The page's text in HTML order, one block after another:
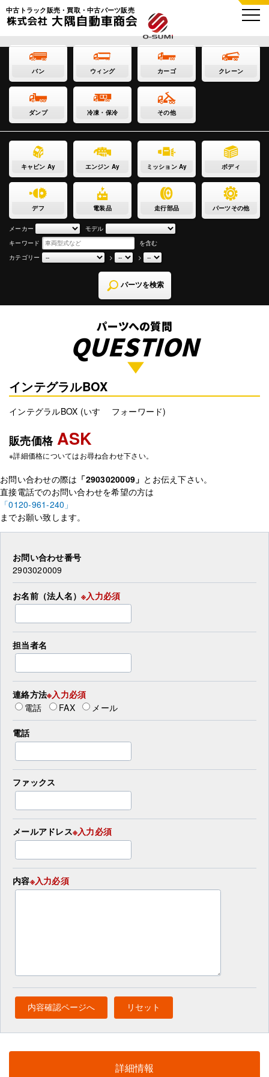
中古トラック販売・買取・中古パーツ販売
バン ウィング カーゴ クレーン
ダンプ 冷凍・保冷 その他
キャビン Ay エンジン Ay ミッション Ay ボディ
デフ 電装品 走行部品 パーツその他
メーカー
モデル
キーワード
を含む
カテゴリー
> >
パーツを検索
パーツへの質問
QUESTION
インテグラルBOX
インテグラルBOX (いすゞ フォーワード)
販売価格 ASK
※詳細価格についてはお尋ね合わせ下さい。
お問い合わせの際は 「2903020009」 とお伝え下さい。
直接電話でのお問い合わせを希望の方は
「0120-961-240」
までお願い致します。
お問い合わせ番号
2903020009
お名前（法人名） ※入力必須
担当者名
連絡方法※入力必須
電話
FAX メール
電話
ファックス
メールアドレス※入力必須
内容※入力必須
詳細情報